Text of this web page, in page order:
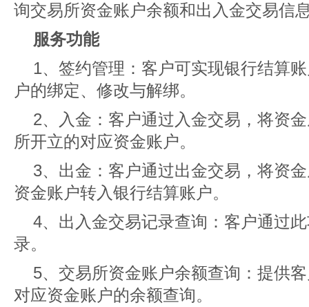
询交易所资金账户余额和出入金交易信
服务功能
1、签约管理：客户可实现银行结算
户的绑定、修改与解绑。
2、入金：客户通过入金交易，将资
所开立的对应资金账户。
3、出金：客户通过出金交易，将资
资金账户转入银行结算账户。
4、出入金交易记录查询：客户通过
录。
5、交易所资金账户余额查询：提供
对应资金账户的余额查询。